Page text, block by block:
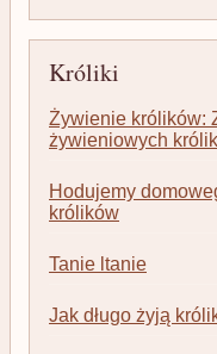
Króliki
Żywienie królików:
żywieniowych
Hodujemy
królików
Tanie ltanie
Jak długo żyją